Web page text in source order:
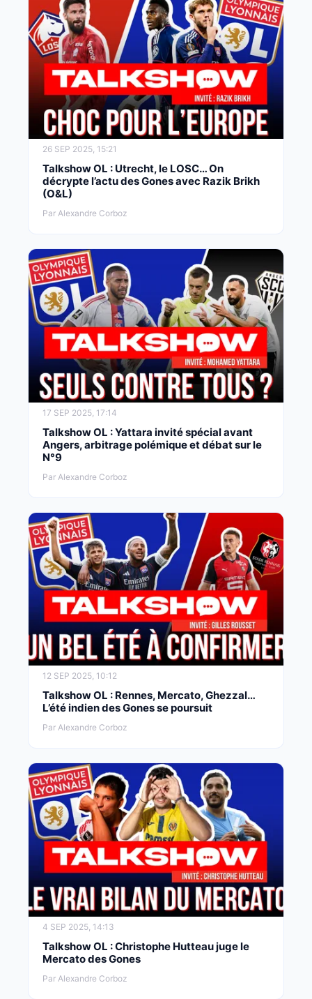
26 SEP 2025, 15:21
Talkshow OL : Utrecht, le LOSC… On
décrypte l’actu des Gones avec Razik Brikh
(O&L)
Par Alexandre Corboz
17 SEP 2025, 17:14
Talkshow OL : Yattara invité spécial avant
Angers, arbitrage polémique et débat sur le
N°9
Par Alexandre Corboz
12 SEP 2025, 10:12
Talkshow OL : Rennes, Mercato, Ghezzal…
L’été indien des Gones se poursuit
Par Alexandre Corboz
4 SEP 2025, 14:13
Talkshow OL : Christophe Hutteau juge le
Mercato des Gones
Par Alexandre Corboz